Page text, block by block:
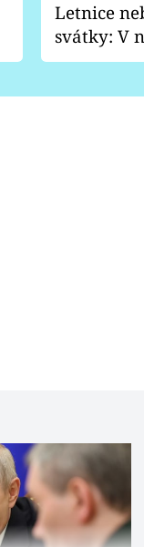
Letnice
svátky: V
pondělí